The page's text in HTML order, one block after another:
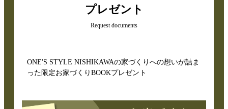
プレゼント
Request documents
ONE'S STYLE NISHIKAWAの家づくりへの想いが詰ま
った限定お家づくりBOOKプレゼント